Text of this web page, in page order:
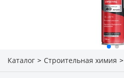
Каталог > Строительная химия >